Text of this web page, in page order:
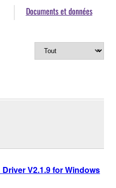
Documents et données
V2.1.9 for Windows